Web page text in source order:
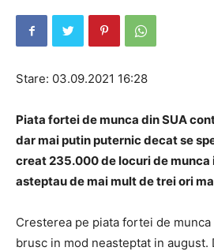
Stare: 03.09.2021 16:28
Piata fortei de munca din SUA
dar mai putin puternic decat se
creat 235.000 de locuri de munca
asteptau de mai mult de trei ori
Cresterea pe piata fortei de munca
brusc in mod neasteptat in